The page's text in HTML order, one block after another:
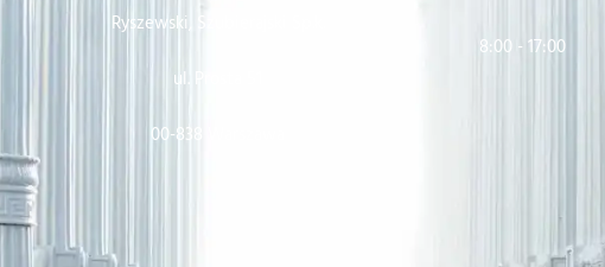
Ryszewski, Szubierajski Sp.k.
ul. Prosta 51
00-838 Warszawa
8:00 - 17:00